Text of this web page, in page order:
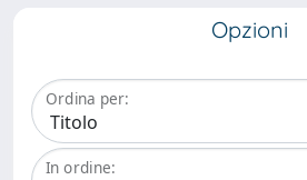
Opzioni
Ordina per:
In ordine: